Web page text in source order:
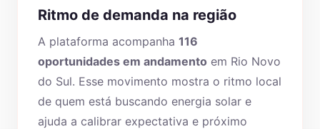
Ritmo de demanda na região
A plataforma acompanha 116
oportunidades em andamento em Rio Novo
do Sul. Esse movimento mostra o ritmo local
de quem está buscando energia solar e
ajuda a calibrar expectativa e próximo